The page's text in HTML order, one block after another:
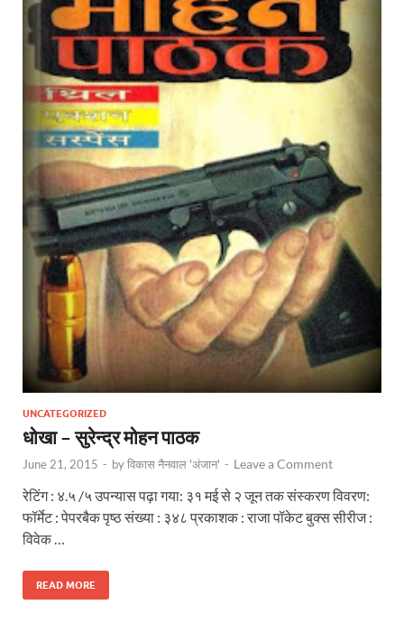
UNCATEGORIZED
धोखा – सुरेन्द्र मोहन पाठक
June 21, 2015 - byविकास नैनवाल 'अंजान' - Leave a Comment
रेटिंग : ४.५ /५ उपन्यास पढ़ा गया: ३१ मई से २ जून तक संस्करण विवरण:
फॉर्मेट : पेपरबैक पृष्ठ संख्या : ३४८ प्रकाशक : राजा पॉकेट बुक्स सीरीज :
विवेक …
READ MORE